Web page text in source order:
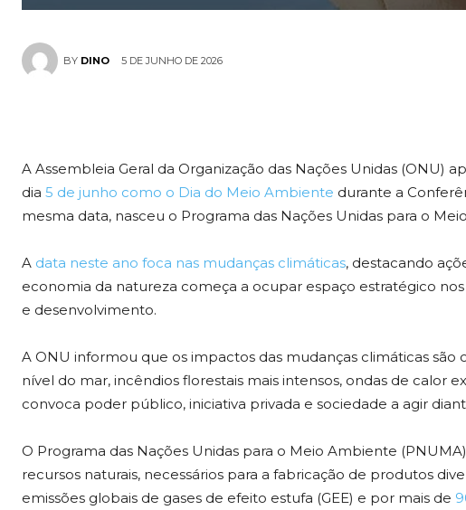
BY DINO 5 DE JUNHO DE 2026
A Assembleia Geral da Organização das Nações Unidas (ONU)
dia 5 de junho como o Dia do Meio Ambiente durante a
mesma data, nasceu o Programa das Nações Unidas para o
A data neste ano foca nas mudanças climáticas, destacando
economia da natureza começa a ocupar espaço estratégico
e desenvolvimento.
A ONU informou que os impactos das mudanças climáticas são
nível do mar, incêndios florestais mais intensos, ondas de calor
convoca poder público, iniciativa privada e sociedade a agir
O Programa das Nações Unidas para o Meio Ambiente
recursos naturais, necessários para a fabricação de produtos
emissões globais de gases de efeito estufa (GEE) e por mais de